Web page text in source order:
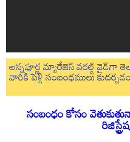
అన్నపూర్ణ మ్యారేజెస్ వరల్డ్ వైడ్‌గా
వారికి పెళ్లి సంబంధములు
సంబంధం కోసం